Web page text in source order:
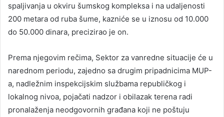
spaljivanja u okviru šumskog kompleksa i na udaljenosti
200 metara od ruba šume, kazniće se u iznosu od 10.000
do 50.000 dinara, precizirao je on.
Prema njegovim rečima, Sektor za vanredne situacije će u
narednom periodu, zajedno sa drugim pripadnicima MUP-
a, nadležnim inspekcijskim službama republičkog i
lokalnog nivoa, pojačati nadzor i obilazak terena radi
pronalaženja neodgovornih građana koji ne poštuju